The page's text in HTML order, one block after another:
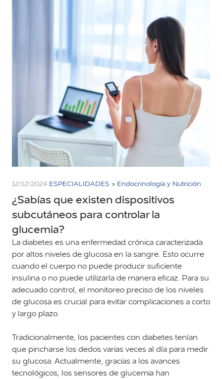
12/12/2024 ESPECIALIDADES > Endocrinología y Nutrición
¿Sabías que existen dispositivos
subcutáneos para controlar la
glucemia?
La diabetes es una enfermedad crónica caracterizada
por altos niveles de glucosa en la sangre. Esto ocurre
cuando el cuerpo no puede producir suficiente
insulina o no puede utilizarla de manera eficaz. Para su
adecuado control, el monitoreo preciso de los niveles
de glucosa es crucial para evitar complicaciones a corto
y largo plazo.
Tradicionalmente, los pacientes con diabetes tenían
que pincharse los dedos varias veces al día para medir
su glucosa. Actualmente, gracias a los avances
tecnológicos, los sensores de glucemia han